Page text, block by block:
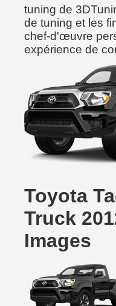
tuning de
de tuning et les
chef-d'œuvre
expérience de
Toyota
Truck
Images